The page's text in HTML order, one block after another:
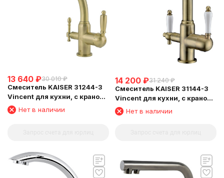
13 640 ₽30 010 ₽
Смеситель KAISER 31244-3
Vincent для кухни, с краном
для питьевой воды,
бронзовый
Нет в наличии
14 200 ₽31 240 ₽
Смеситель KAISER 31144-3
Vincent для кухни, с краном
для питьевой воды,
бронзовый
Нет в наличии